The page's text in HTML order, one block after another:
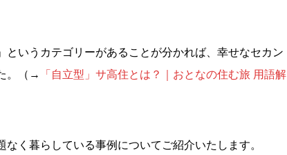
いうカテゴリーがあることが分かれば、幸せなセカン
。（→
「自立型」サ高住とは？｜おとなの住む旅 用語解
く暮らしている事例についてご紹介いたします。